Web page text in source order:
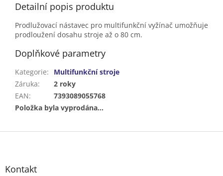
Detailní popis produktu
Prodlužovací nástavec pro multifunkční vyžínač umožňuje
prodloužení dosahu stroje až o 80 cm.
Doplňkové parametry
Kategorie:
Multifunkční stroje
Záruka:
2 roky
EAN:
7393089055768
Položka byla vyprodána…
Z
Kontakt